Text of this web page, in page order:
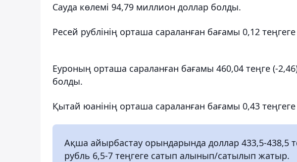
Сауда көлемі 94,79 миллион доллар болды.
Ресей рублінің орташа сараланған бағамы 0,12 теңгеге
Еуроның орташа сараланған бағамы 460,04 теңге (-
болды.
Қытай юанінің орташа сараланған бағамы 0,43 теңгеге
Ақша айырбастау орындарында доллар 433,5-438,5
рубль 6,5-7 теңгеге сатып алынып/сатылып жатыр.